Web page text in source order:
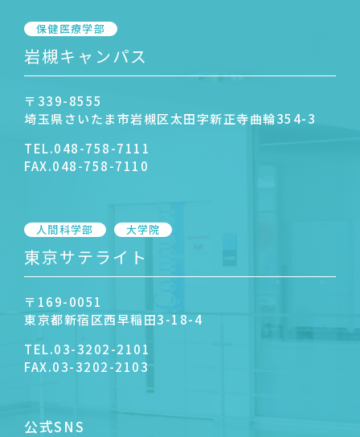
保健医療学部
岩槻キャンパス
〒339-8555
埼玉県さいたま市岩槻区太田字新正寺曲輪354-3
TEL.048-758-7111
FAX.048-758-7110
人間科学部 大学院
東京サテライト
〒169-0051
東京都新宿区西早稲田3-18-4
TEL.03-3202-2101
FAX.03-3202-2103
公式SNS